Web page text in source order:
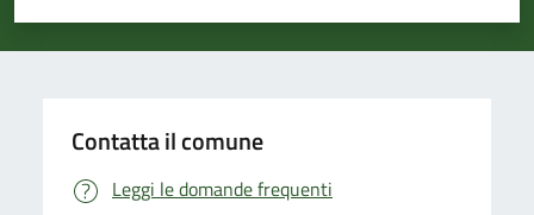
Valuta 5 stelle su 5
Valuta 4 stelle su 5
Valuta 3 stelle su 5
Valuta 2 stelle su 5
Valuta 1 stelle su 5
Contatta il comune
Leggi le domande frequenti